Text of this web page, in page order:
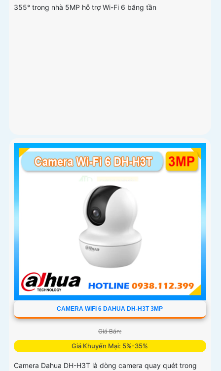
355° trong nhà 5MP hỗ trợ Wi-Fi 6 băng tần
CAMERA WIFI 6 DAHUA DH-H3T 3MP
Giá Bán:
Giá Khuyến Mại: 5%-35%
Camera Dahua DH-H3T là dòng camera quay quét trong